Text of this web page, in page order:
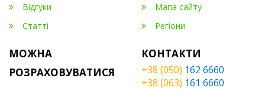
Відгуки
Статті
Мапа сайту
Регіони
МОЖНА
РОЗРАХОВУВАТИСЯ
КОНТАКТИ
+38 (050) 162 6660
+38 (063) 161 6660